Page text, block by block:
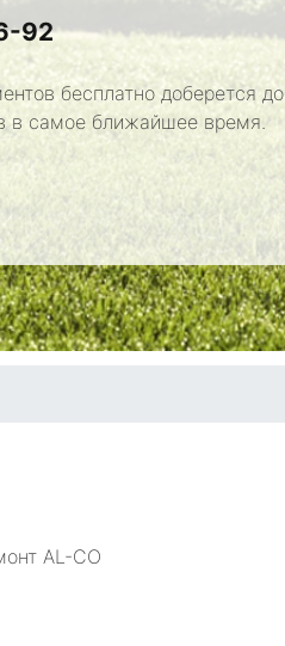
92
бесплатно доберется до
в самое ближайшее время.